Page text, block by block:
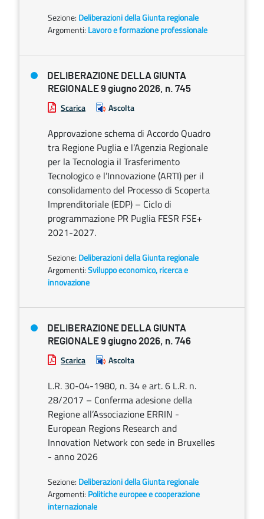
Sezione: Deliberazioni della Giunta regionale
Argomenti: Lavoro e formazione professionale
DELIBERAZIONE DELLA GIUNTA
REGIONALE 9 giugno 2026, n. 745
Scarica Ascolta
Approvazione schema di Accordo Quadro
tra Regione Puglia e l’Agenzia Regionale
per la Tecnologia il Trasferimento
Tecnologico e l’Innovazione (ARTI) per il
consolidamento del Processo di Scoperta
Imprenditoriale (EDP) – Ciclo di
programmazione PR Puglia FESR FSE+
2021-2027.
Sezione: Deliberazioni della Giunta regionale
Argomenti:Sviluppo economico, ricerca e
innovazione
DELIBERAZIONE DELLA GIUNTA
REGIONALE 9 giugno 2026, n. 746
Scarica Ascolta
L.R. 30-04-1980, n. 34 e art. 6 L.R. n.
28/2017 – Conferma adesione della
Regione all’Associazione ERRIN -
European Regions Research and
Innovation Network con sede in Bruxelles
- anno 2026
Sezione: Deliberazioni della Giunta regionale
Argomenti: Politiche europee e cooperazione
internazionale